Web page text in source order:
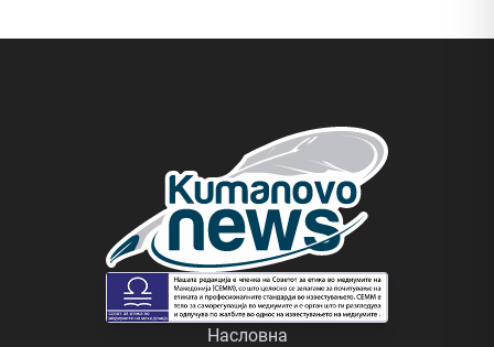
Насловна